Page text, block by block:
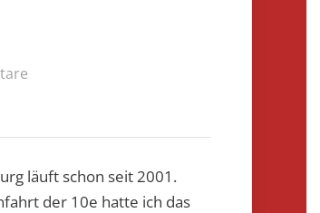
–
ein
läuft schon seit 2001.
der 10e hatte ich das